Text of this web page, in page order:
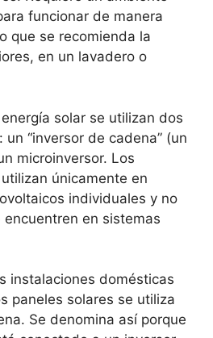
funcionar de manera
que se recomienda la
en un lavadero o
solar se utilizan dos
“inversor de cadena” (un
microinversor. Los
únicamente en
individuales y no
en sistemas
instalaciones domésticas
paneles solares se utiliza
Se denomina así porque